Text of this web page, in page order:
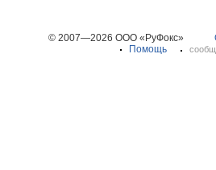
© 2007—2026 ООО «РуФокс»
Помощь